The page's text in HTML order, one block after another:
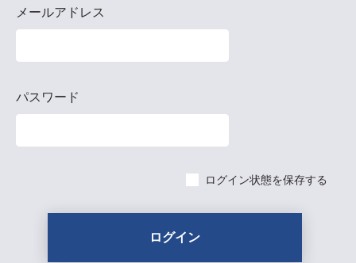
メールアドレス
パスワード
ログイン状態を保存する